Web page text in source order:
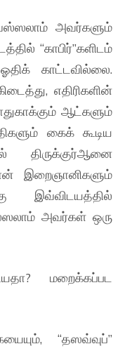
அவர்களும்
“காபிர்”களிடம்
காட்டவில்லை.
எதிரிகளின்
ஆட்களும்
கைக் கூடிய
திருக்குர்ஆனை
இறைஞானிகளும்
இவ்விடயத்தில்
அவர்கள் ஒரு
மறைக்கப்பட
“தஸவ்வுப்”